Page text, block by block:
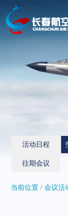
活动日程
往期会议
当前位置 / 会议活